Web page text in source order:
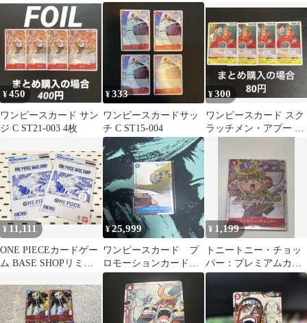
ST03-004
008 ギア5
¥450
ワンピースカード サン
ジ C ST21-003 4枚
¥333
ワンピースカードサッ
チ C ST15-004
¥300
ワンピースカード スク
ラッチメン・アプー C
¥ 11,111
ONE PIECEカードゲー
ム BASE SHOPリミテ
ン
¥25,999
ワンピースカード プ
ロモーションカードセ
ット カード②
¥ 1,199
トニートニー・チョッ
パー：プレミアムカー
ドコレクション 25周年
エディション …